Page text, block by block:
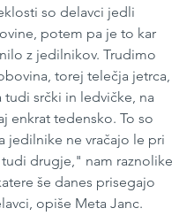
so delavci jedli
potem pa je to kar
z jedilnikov. Trudimo
torej telečja jetrca,
tudi srčki in ledvičke, na
enkrat tedensko. To so
jedilnike ne vračajo le pri
tudi drugje," nam raznolike
še danes prisegajo
opiše Meta Janc.